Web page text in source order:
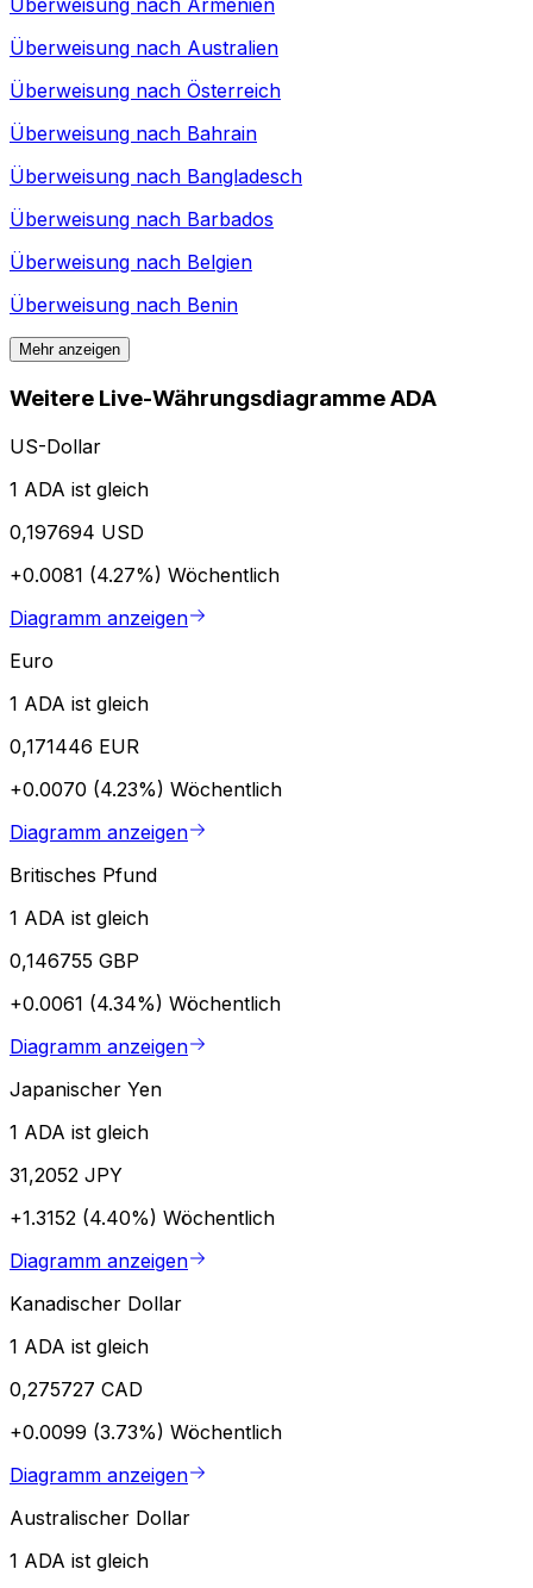
Überweisung nach Armenien
Überweisung nach Australien
Überweisung nach Österreich
Überweisung nach Bahrain
Überweisung nach Bangladesch
Überweisung nach Barbados
Überweisung nach Belgien
Überweisung nach Benin
Mehr anzeigen
Weitere Live-Währungsdiagramme ADA
US-Dollar
1 ADA ist gleich
0,197694 USD
+0.0081 (4.27%) Wöchentlich
Diagramm anzeigen
Euro
1 ADA ist gleich
0,171446 EUR
+0.0070 (4.23%) Wöchentlich
Diagramm anzeigen
Britisches Pfund
1 ADA ist gleich
0,146755 GBP
+0.0061 (4.34%) Wöchentlich
Diagramm anzeigen
Japanischer Yen
1 ADA ist gleich
31,2052 JPY
+1.3152 (4.40%) Wöchentlich
Diagramm anzeigen
Kanadischer Dollar
1 ADA ist gleich
0,275727 CAD
+0.0099 (3.73%) Wöchentlich
Diagramm anzeigen
Australischer Dollar
1 ADA ist gleich